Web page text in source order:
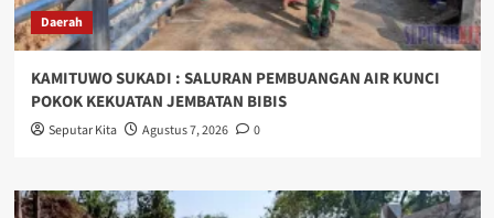
Daerah
KAMITUWO SUKADI : SALURAN PEMBUANGAN AIR KUNCI
POKOK KEKUATAN JEMBATAN BIBIS
Seputar Kita Agustus 7, 2026 0